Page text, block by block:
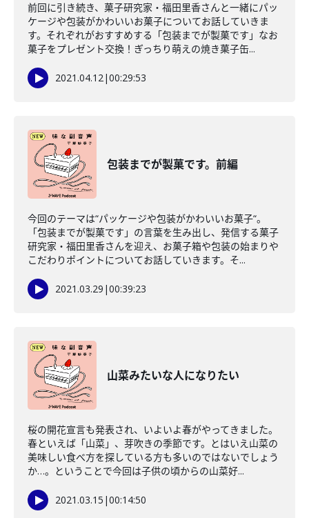
前回に引き続き、菓子研究家・福田里香さんと一緒にパッ
ケージや包装がかわいいお菓子についてお話していきま
す。それぞれがおすすめする「包装までが製菓です」なお
菓子をプレゼント交換！ぎっちり萌えの焼き菓子缶...
2021.04.12|00:29:53
包装までが製菓です。前編
今回のテーマは“パッケージや包装がかわいいお菓子“。
「包装までが製菓です」の言葉を生み出し、発信する菓子
研究家・福田里香さんを迎え、お菓子箱や包装の始まりや
こだわりポイントについてお話していきます。そ...
2021.03.29 |00:39:23
山菜みたいな人になりたい
桜の開花宣言も発表され、いよいよ春がやってきました。
春といえば「山菜」、芽吹きの季節です。とはいえ山菜の
美味しい食べ方を探している方も多いのではないでしょう
か…。ということで今回は子供の頃からの山菜好...
2021.03.15 |00:14:50